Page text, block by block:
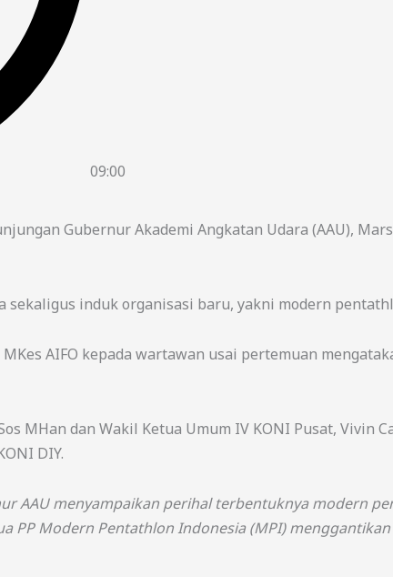
09:00
Gubernur Akademi Angkatan Udara (AAU),
induk organisasi baru, yakni modern
AIFO kepada wartawan usai pertemuan
MHan dan Wakil Ketua Umum IV KONI Pusat, Vivin
DIY.
AAU menyampaikan perihal terbentuknya modern
Modern Pentathlon Indonesia (MPI)